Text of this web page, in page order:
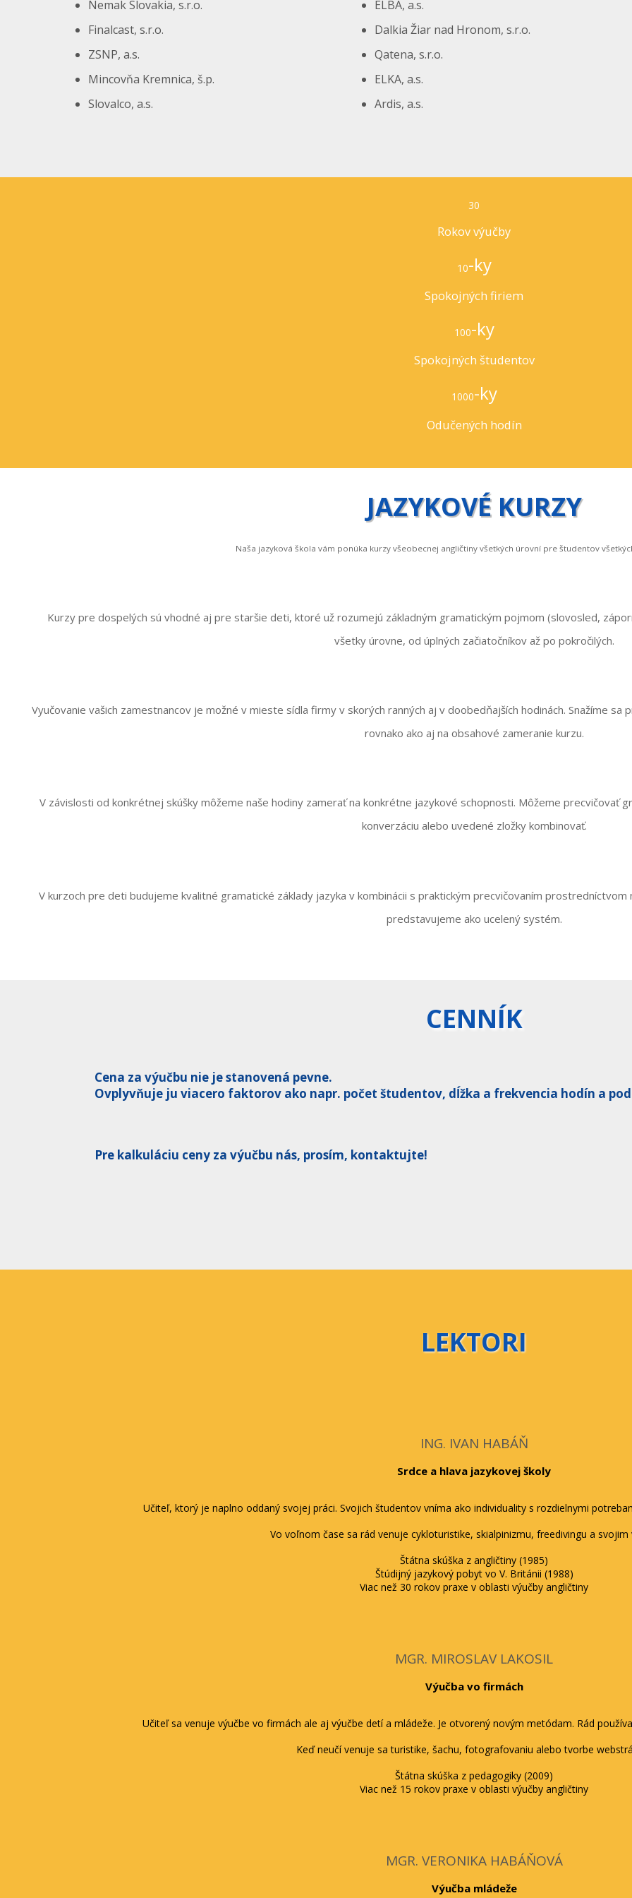
Nemak Slovakia, s.r.o.
Finalcast, s.r.o.
ZSNP, a.s.
Mincovňa Kremnica, š.p.
Slovalco, a.s.
ELBA, a.s.
Dalkia Žiar nad Hronom, s.r.o.
Qatena, s.r.o.
ELKA, a.s.
Ardis, a.s.
30
Rokov výučby
10-ky
Spokojných firiem
100-ky
Spokojných študentov
1000-ky
Odučených hodín
JAZYKOVÉ KURZY
Naša jazyková škola vám ponúka kurzy všeobecnej angličtiny všetkých úrovní pre študentov
Kurzy pre dospelých sú vhodné aj pre staršie deti, ktoré už rozumejú základným gramatickým pojmom (slovosled,
všetky úrovne, od úplných začiatočníkov až po pokročilých.
Vyučovanie vašich zamestnancov je možné v mieste sídla firmy v skorých ranných aj v doobedňajších hodinách. Snažíme sa
rovnako ako aj na obsahové zameranie kurzu.
V závislosti od konkrétnej skúšky môžeme naše hodiny zamerať na konkrétne jazykové schopnosti. Môžeme precvičovať
konverzáciu alebo uvedené zložky kombinovať.
V kurzoch pre deti budujeme kvalitné gramatické základy jazyka v kombinácii s praktickým precvičovaním
predstavujeme ako ucelený systém.
CENNÍK
Cena za výučbu nie je stanovená pevne.
Ovplyvňuje ju viacero faktorov ako napr. počet študentov, dĺžka a frekvencia hodín a
Pre kalkuláciu ceny za výučbu nás, prosím, kontaktujte!
LEKTORI
ING. IVAN HABÁŇ
Srdce a hlava jazykovej školy
Učiteľ, ktorý je naplno oddaný svojej práci. Svojich študentov vníma ako individuality s rozdielnymi
Vo voľnom čase sa rád venuje cykloturistike, skialpinizmu, freedivingu a svojim
Štátna skúška z angličtiny (1985)
Štúdijný jazykový pobyt vo V. Británii (1988)
Viac než 30 rokov praxe v oblasti výučby angličtiny
MGR. MIROSLAV LAKOSIL
Výučba vo firmách
Učiteľ sa venuje výučbe vo firmách ale aj výučbe detí a mládeže. Je otvorený novým metódam. Rád
Keď neučí venuje sa turistike, šachu, fotografovaniu alebo tvorbe
Štátna skúška z pedagogiky (2009)
Viac než 15 rokov praxe v oblasti výučby angličtiny
MGR. VERONIKA HABÁŇOVÁ
Výučba mládeže